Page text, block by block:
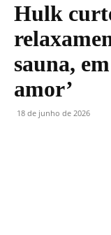
Hulk
sauna,
amor’
18 de junho de 2026